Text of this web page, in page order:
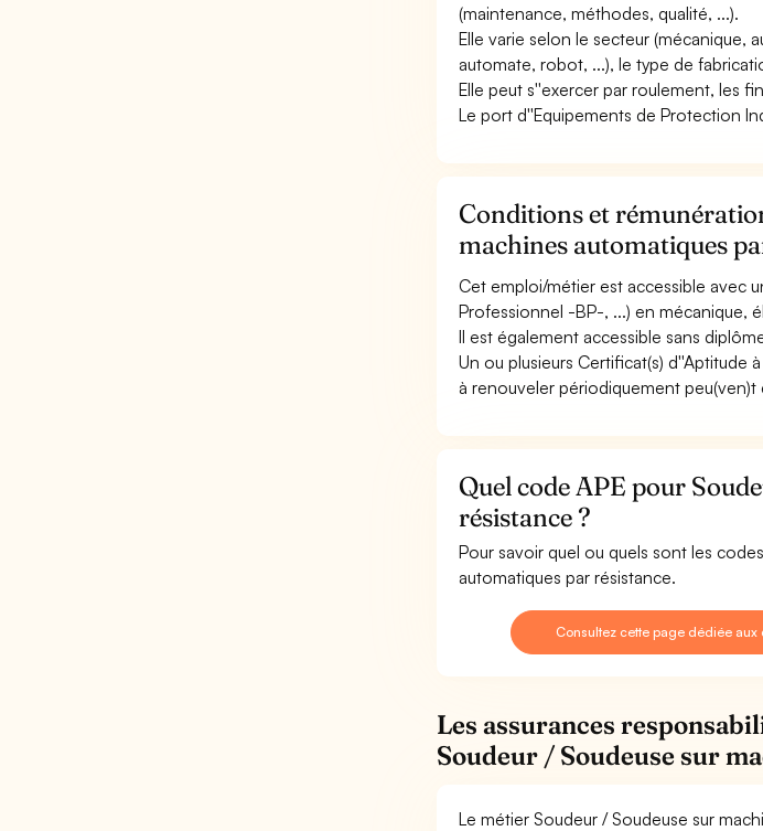
(maintenance, méthodes, qualité, ...).
Elle varie selon le secteur (mécanique,
automate, robot, ...), le type de
Elle peut s''exercer par roulement, les
Le port d''Equipements de Protection
Conditions et
machines automatiques
Cet emploi/métier est accessible avec
Professionnel -BP-, ...) en mécanique,
Il est également accessible sans
Un ou plusieurs Certificat(s) d''Aptitude
à renouveler périodiquement peu(ven)t
Quel code APE pour
résistance ?
Pour savoir quel ou quels sont les
automatiques par résistance.
Consultez cette page dédiée
Les assurances
Soudeur / Soudeuse sur
Le métier Soudeur / Soudeuse sur